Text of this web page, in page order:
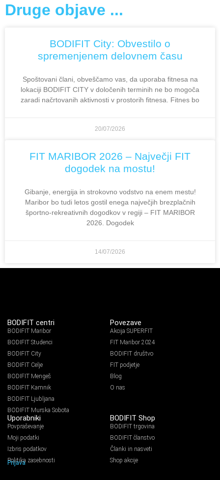
Druge objave ...
BODIFIT City: Obvestilo o
spremenjenem delovnem času
Spoštovani člani, obveščamo vas, da uporaba fitnesa na
lokaciji BODIFIT CITY v določenih terminih ne bo mogoča
zaradi načrtovanih aktivnosti v prostorih fitnesa. Fitnes bo
20/07/2026
FIT MARIBOR 2026 – Največji FIT
dogodek na mostu!
Gibanje, energija in strokovno vodstvo na enem mestu!
Maribor bo tudi letos gostil enega največjih brezplačnih
športno-rekreativnih dogodkov v regiji – FIT MARIBOR
2026. Dogodek
14/07/2026
BODIFIT centri
BODIFIT Maribor
BODIFIT Studenci
BODIFIT City
BODIFIT Celje
BODIFIT Mengeš
BODIFIT Kamnik
BODIFIT Ljubljana
BODIFIT Murska Sobota
Povezave
Akcija SUPERFIT
FIT Maribor 2024
BODIFIT društvo
FIT podjetje
Blog
O nas
Uporabniki
Povpraševanje
Moji podatki
Izbris podatkov
Politika zasebnosti
Prijava
BODIFIT Shop
BODIFIT trgovina
BODIFIT članstvo
Članki in nasveti
Shop akcije